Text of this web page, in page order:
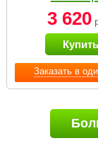
Заказать в
3 620
Купить